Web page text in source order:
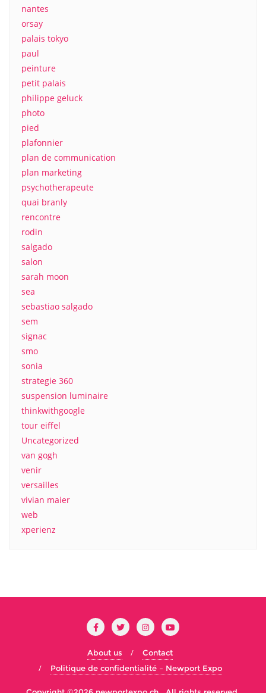
nantes
orsay
palais tokyo
paul
peinture
petit palais
philippe geluck
photo
pied
plafonnier
plan de communication
plan marketing
psychotherapeute
quai branly
rencontre
rodin
salgado
salon
sarah moon
sea
sebastiao salgado
sem
signac
smo
sonia
strategie 360
suspension luminaire
thinkwithgoogle
tour eiffel
Uncategorized
van gogh
venir
versailles
vivian maier
web
xperienz
About us
Contact
Politique de confidentialité – Newport Expo